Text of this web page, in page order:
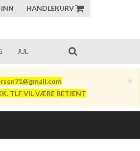
INN HANDLEKURV
JUL
×
TLF VIL VÆRE BETJENT